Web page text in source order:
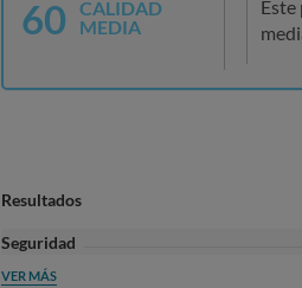
60
CALIDAD
MEDIA
Resultados
Seguridad
VER MÁS